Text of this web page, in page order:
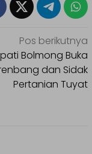
Pos berikutnya
Bolmong Buka
dan Sidak
Pertanian Tuyat